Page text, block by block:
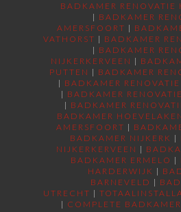
BADKAMER RENOVATIE
| BADKAMER
AMERSFOORT |
VATHORST | BADKAMER
| BADKAMER
NIJKERKERVEEN |
PUTTEN | BADKAMER
| BADKAMER
| BADKAMER
| BADKAMER
BADKAMER
AMERSFOORT |
BADKAMER NIJKERK |
NIJKERKERVEEN |
BADKAMER ERMELO |
HARDERWIJK |
BARNEVELD |
UTRECHT |
| COMPLETE